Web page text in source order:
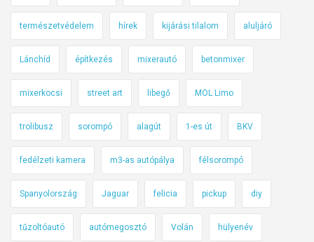
f
o
g
á
r
e
t
e
természetvédelem hírek kijárási tilalom aluljáró
Lánchíd építkezés mixerautó betonmixer
mixerkocsi street art libegő MOL Limo
trolibusz sorompó alagút 1-es út BKV
fedélzeti kamera m3-as autópálya félsorompó
Spanyolország Jaguar felicia pickup diy
tűzoltóautó autómegosztó Volán hülyenév